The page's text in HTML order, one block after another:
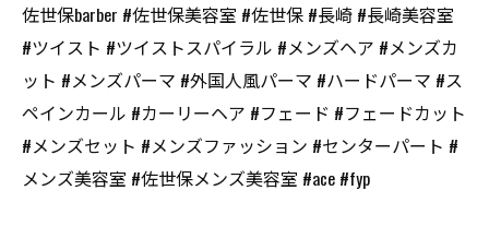
佐世保barber #佐世保美容室 #佐世保 #長崎 #長崎美容室
#ツイスト #ツイストスパイラル #メンズヘア #メンズカ
ット #メンズパーマ #外国人風パーマ #ハードパーマ #ス
ペインカール #カーリーヘア #フェード #フェードカット
#メンズセット #メンズファッション #センターパート #
メンズ美容室 #佐世保メンズ美容室 #ace #fyp